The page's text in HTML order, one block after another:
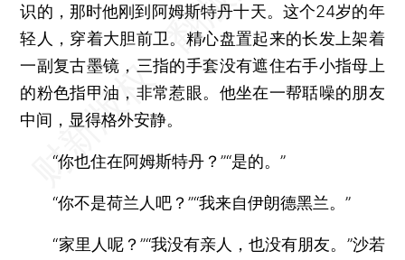
识的，那时他刚到阿姆斯特丹十天。这个24岁的年
轻人，穿着大胆前卫。精心盘置起来的长发上架着
一副复古墨镜，三指的手套没有遮住右手小指母上
的粉色指甲油，非常惹眼。他坐在一帮聒噪的朋友
中间，显得格外安静。
“你也住在阿姆斯特丹？”“是的。”
“你不是荷兰人吧？”“我来自伊朗德黑兰。”
“家里人呢？”“我没有亲人，也没有朋友。”沙若